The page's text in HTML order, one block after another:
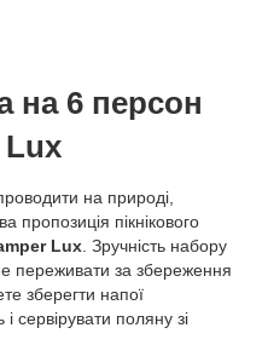
на 6 персон
Lux
на природі,
пропозиція пікнікового
Lux . Зручність набору
переживати за збереження
зберегти напої
сервірувати поляну зі